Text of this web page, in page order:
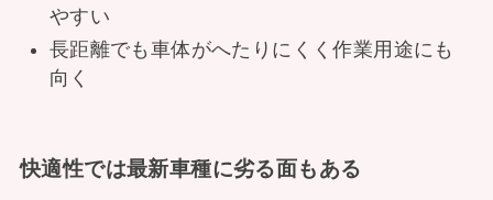
やすい
長距離でも車体がへたりにくく作業用途にも
向く
快適性では最新車種に劣る面もある